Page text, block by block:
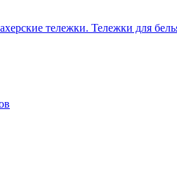
тележки. Тележки для